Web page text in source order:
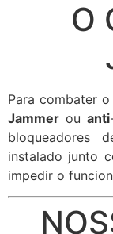
O
Para combater
Jammer ou anti
bloqueadores
instalado junto
impedir o